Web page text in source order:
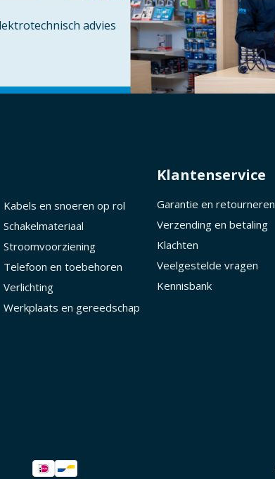
advies
Kabels en snoeren op rol
Schakelmateriaal
Stroomvoorziening
Telefoon en toebehoren
Verlichting
Werkplaats en gereedschap
Klantenservice
Garantie en retourneren
Verzending en betaling
Klachten
Veelgestelde vragen
Kennisbank